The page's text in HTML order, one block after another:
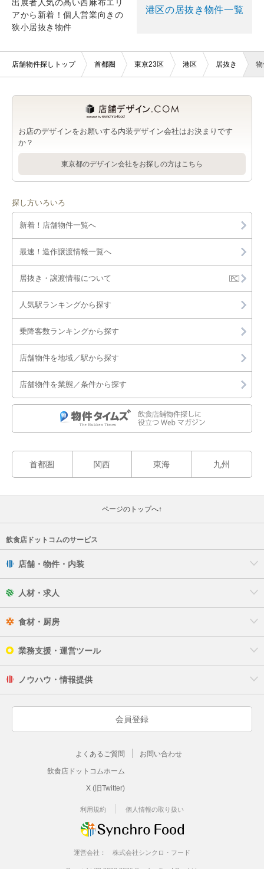
出展者人気の高い西麻布エリ
アから新着！個人営業向きの
狭小居抜き物件
港区の居抜き物件一覧
店舗物件探しトップ 首都圏 東京23区 港区 居抜き
お店のデザインをお願いする内装デザイン会社はお決まりです
か？
東京都のデザイン会社をお探しの方はこちら
探し方いろいろ
新着！店舗物件一覧へ
最速！造作譲渡情報一覧へ
居抜き・譲渡情報について
人気駅ランキングから探す
乗降客数ランキングから探す
店舗物件を地域／駅から探す
店舗物件を業態／条件から探す
首都圏 関西 東海 九州
ページのトップへ↑
飲食店ドットコムのサービス
店舗・物件・内装
人材・求人
食材・厨房
業務支援・運営ツール
ノウハウ・情報提供
会員登録
よくあるご質問 お問い合わせ
飲食店ドットコムホーム
X (旧Twitter)
利用規約 個人情報の取り扱い
運営会社： 株式会社シンクロ・フード